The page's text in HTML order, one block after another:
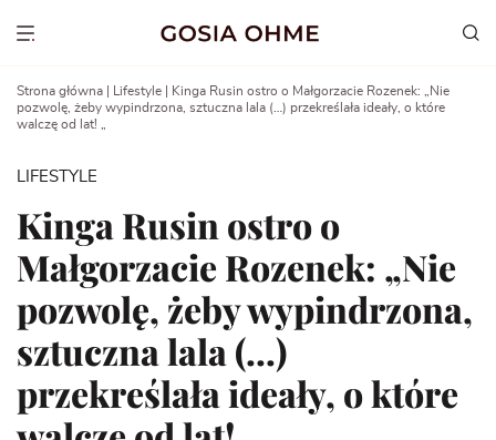
Show menu
Strona główna Lifestyle
Kinga Rusin ostro o Małgorzacie Rozenek: „Nie
pozwolę, żeby wypindrzona, sztuczna lala (…) przekreślała ideały, o które
walczę od lat! „
LIFESTYLE
Kinga Rusin ostro o
Małgorzacie Rozenek: „Nie
pozwolę, żeby wypindrzona,
sztuczna lala (…)
przekreślała ideały, o które